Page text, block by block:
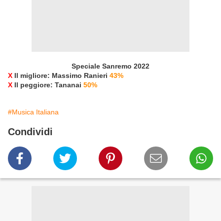
Speciale Sanremo 2022
X Il migliore: Massimo Ranieri 43%
X Il peggiore: Tananai 50%
#Musica Italiana
Condividi